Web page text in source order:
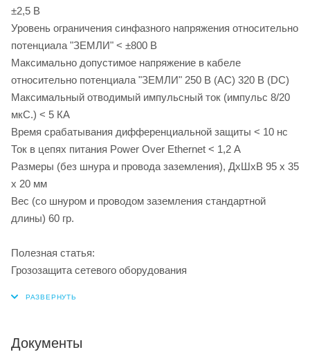
±2,5 В
Уровень ограничения синфазного напряжения относительно
потенциала "ЗЕМЛИ" < ±800 В
Максимально допустимое напряжение в кабеле
относительно потенциала "ЗЕМЛИ" 250 В (AC) 320 В (DC)
Максимальный отводимый импульсный ток (импульс 8/20
мкС.) < 5 КА
Время срабатывания дифференциальной защиты < 10 нс
Ток в цепях питания Power Over Ethernet < 1,2 А
Размеры (без шнура и провода заземления), ДхШхВ 95 х 35
х 20 мм
Вес (со шнуром и проводом заземления стандартной
длины) 60 гр.
Полезная статья:
Грозозащита сетевого оборудования
Документы